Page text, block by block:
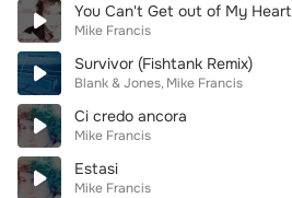
You Can't Get out of My Heart
Mike Francis
Survivor (Fishtank Remix)
Blank & Jones Mike Francis
Ci credo ancora
Mike Francis
Estasi
Mike Francis